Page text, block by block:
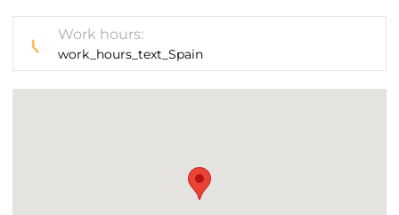
Work hours:
work_hours_text_Spain